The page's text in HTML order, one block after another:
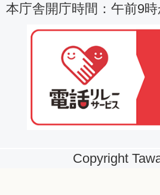
本庁舎開庁時間：午前9
Copyright